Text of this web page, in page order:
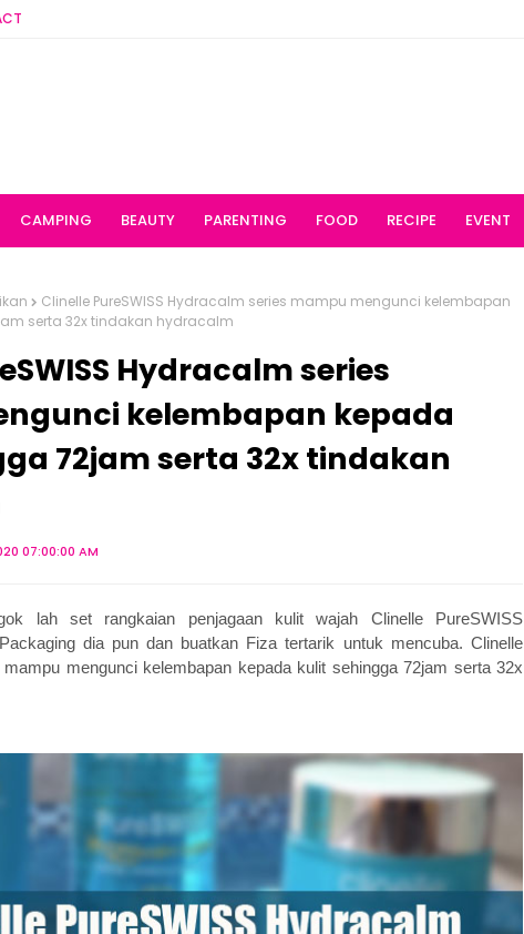
CAMPING BEAUTY PARENTING FOOD RECIPE EVENT
Clinelle PureSWISS Hydracalm series mampu mengunci kelembapan
serta 32x tindakan hydracalm
Hydracalm series
kelembapan kepada
72jam serta 32x tindakan
07:00:00 AM
lah set rangkaian penjagaan kulit wajah Clinelle PureSWISS
dia pun dan buatkan Fiza tertarik untuk mencuba. Clinelle
mengunci kelembapan kepada kulit sehingga 72jam serta 32x